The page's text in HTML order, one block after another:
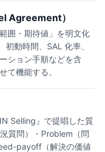
Agreement）
囲・期待値」を明文化
動時間、SAL 化率、
ション手順などを含
て機能する。
Selling』で提唱した質
質問）・Problem（問
payoff（解決の価値